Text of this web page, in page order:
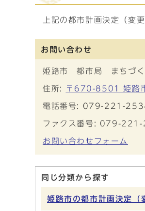
上記の都市計画決定（変
お問い合わせ
姫路市 都市局 まちづ
住所: 〒670-8501 姫路
電話番号: 079-221-
ファクス番号: 079-
お問い合わせフォーム
同じ分類から探す
姫路市の都市計画決定（